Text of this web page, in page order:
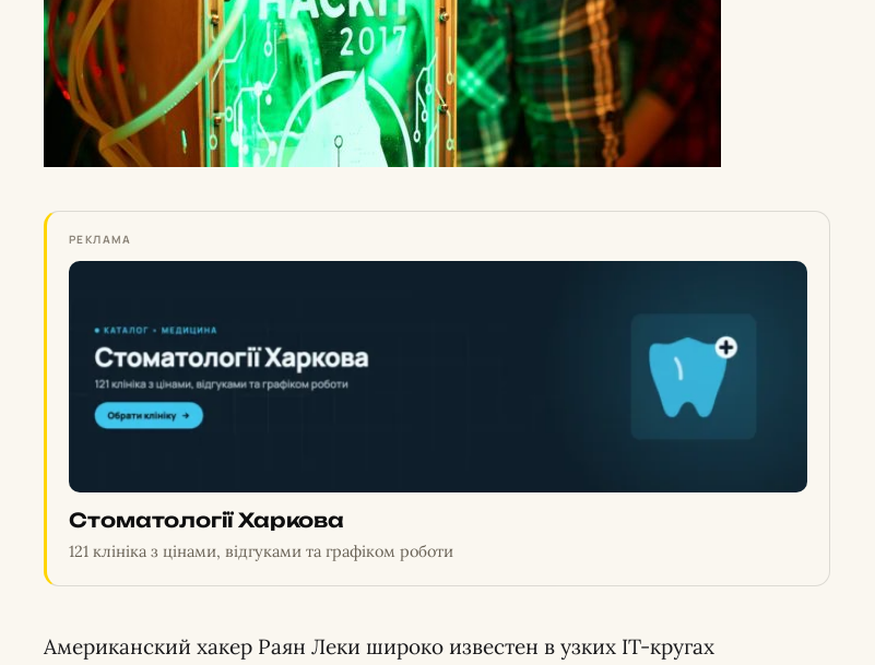
РЕКЛАМА
Стоматології Харкова
121 клініка з цінами, відгуками та графіком роботи
Американский хакер Раян Леки широко известен в узких IT-кругах